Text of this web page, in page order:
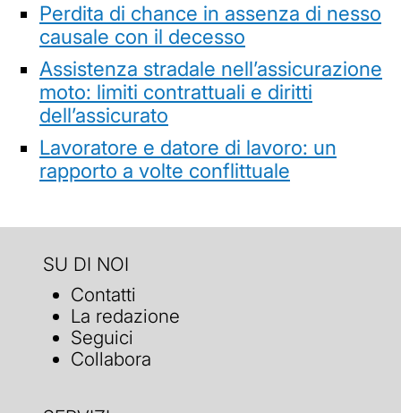
Perdita di chance in assenza di nesso
causale con il decesso
Assistenza stradale nell’assicurazione
moto: limiti contrattuali e diritti
dell’assicurato
Lavoratore e datore di lavoro: un
rapporto a volte conflittuale
SU DI NOI
Contatti
La redazione
Seguici
Collabora